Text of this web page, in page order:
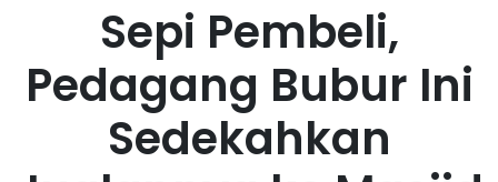
Sepi Pembeli,
Pedagang Bubur Ini
Sedekahkan